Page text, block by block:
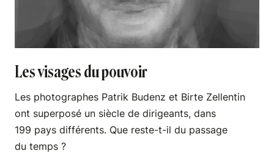
Les visages du pouvoir
Les photographes Patrik Budenz et Birte Zellentin
ont superposé un siècle de dirigeants, dans
199 pays différents. Que reste-t-il du passage
du temps ?